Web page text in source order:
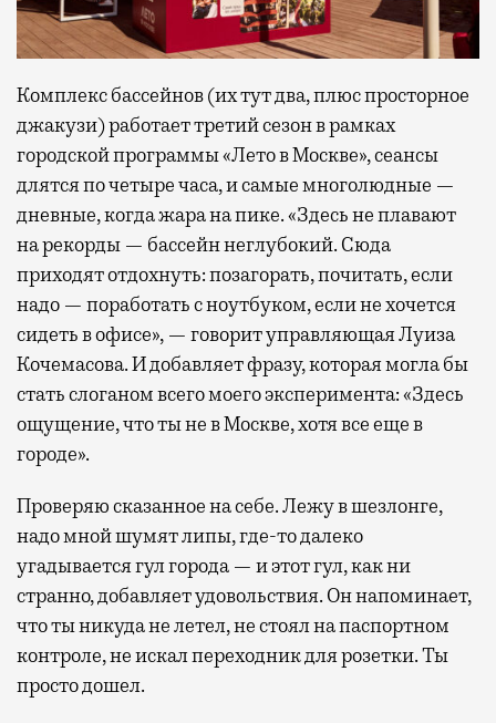
Комплекс бассейнов (их тут два, плюс просторное
джакузи) работает третий сезон в рамках
городской программы «Лето в Москве», сеансы
длятся по четыре часа, и самые многолюдные —
дневные, когда жара на пике. «Здесь не плавают
на рекорды — бассейн неглубокий. Сюда
приходят отдохнуть: позагорать, почитать, если
надо — поработать с ноутбуком, если не хочется
сидеть в офисе», — говорит управляющая Луиза
Кочемасова. И добавляет фразу, которая могла бы
стать слоганом всего моего эксперимента: «Здесь
ощущение, что ты не в Москве, хотя все еще в
городе».
Проверяю сказанное на себе. Лежу в шезлонге,
надо мной шумят липы, где-то далеко
угадывается гул города — и этот гул, как ни
странно, добавляет удовольствия. Он напоминает,
что ты никуда не летел, не стоял на паспортном
контроле, не искал переходник для розетки. Ты
просто дошел.